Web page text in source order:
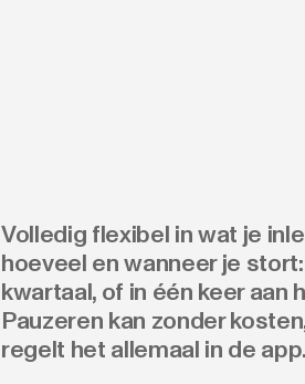
Volledig flexibel in wat je
hoeveel en wanneer je
kwartaal, of in één keer aan
Pauzeren kan zonder
regelt het allemaal in de app.